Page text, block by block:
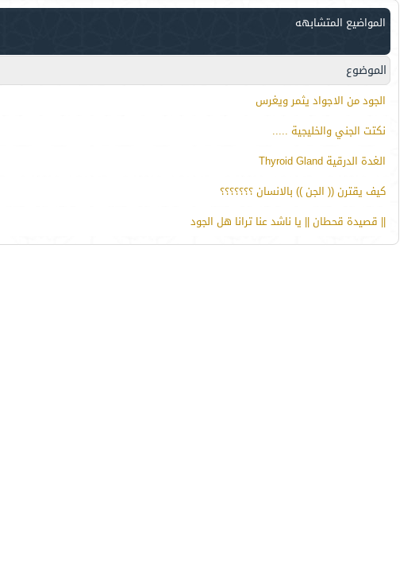
المواضيع المتشابهه
الموضوع
الجود من الاجواد يثمر ويغرس
نكتت الجني والخليجية .....
الغدة الدرقية Thyroid Gland
كيف يقترن (( الجن )) بالانسان ؟؟؟؟؟؟؟
|| قصيدة قحطان || يا ناشد عنا ترانا هل الجود